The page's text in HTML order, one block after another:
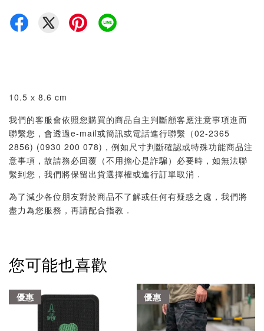
10.5 х 8.6 cm
我們的客服會依照您購買的商品自主判斷顧客應注意事項進而
聯繫您，會透過e-mail或簡訊或電話進行聯繫（02-2365
2856) (0930 200 078)，例如尺寸判斷確認或特殊功能商品注
意事項，故請務必回覆（不用擔心是詐騙）必要時，如無法聯
繫到您，我們將保留出貨選擇權或進行訂單取消．
為了減少各位朋友對於商品不了解或任何有疑惑之處，我們將
盡力為您服務，再請配合指教．
您可能也喜歡
優惠 優惠